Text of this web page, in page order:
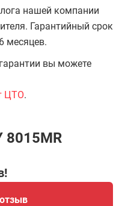
нашей компании
Гарантийный срок
месяцев.
вы можете
ЦТО.
8015MR